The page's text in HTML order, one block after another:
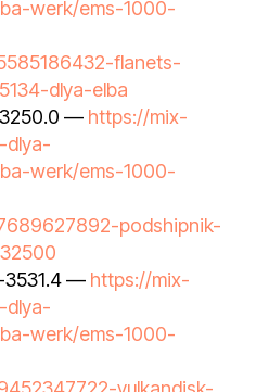
werk/ems-1000-
flanets-
dlya-elba
— https://mix-
dlya-
werk/ems-1000-
podshipnik-
3531.4 — https://mix-
dlya-
werk/ems-1000-